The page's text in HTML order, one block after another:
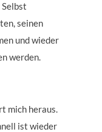
seinen
und wieder
werden.
mich heraus.
ist wieder